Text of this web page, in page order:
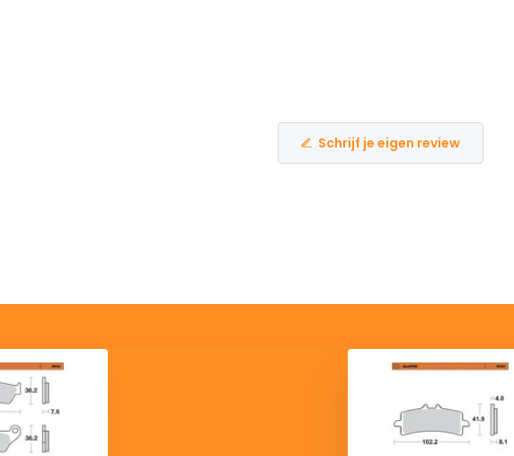
Schrijf je eigen review